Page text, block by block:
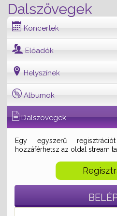
Dalszövegek
Koncertek
Előadók
Helyszínek
Albumok
Dalszövegek
Egy egyszerű
hozzáférhetsz az oldal stream